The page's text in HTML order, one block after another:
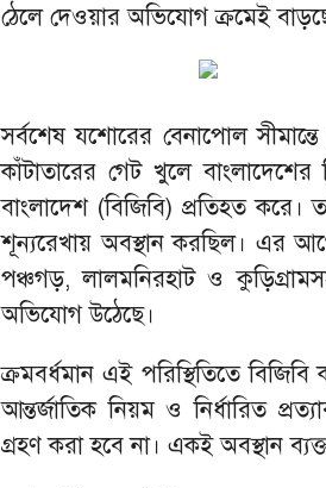
ঠেলে দেওয়ার অভিযোগ ক্রমেই
সর্বশেষ যশোরের বেনাপোল
কাঁটাতারের গেট খুলে বাংলাদেশের
বাংলাদেশ (বিজিবি) প্রতিহত করে।
শূন্যরেখায় অবস্থান করছিল। এর
পঞ্চগড়, লালমনিরহাট ও
অভিযোগ উঠেছে।
ক্রমবর্ধমান এই পরিস্থিতিতে বিজিবি
আন্তর্জাতিক নিয়ম ও নির্ধারিত
গ্রহণ করা হবে না। একই অবস্থান